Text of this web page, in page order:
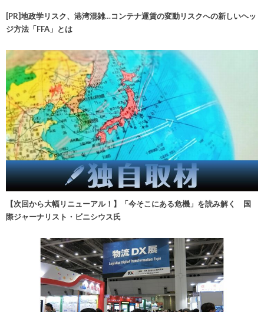
[PR]地政学リスク、港湾混雑…コンテナ運賃の変動リスクへの新しいヘッ
ジ方法「FFA」とは
【次回から大幅リニューアル！】「今そこにある危機」を読み解く 国
際ジャーナリスト・ビニシウス氏